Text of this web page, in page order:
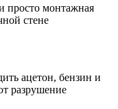
просто монтажная
стене
ацетон, бензин и
разрушение